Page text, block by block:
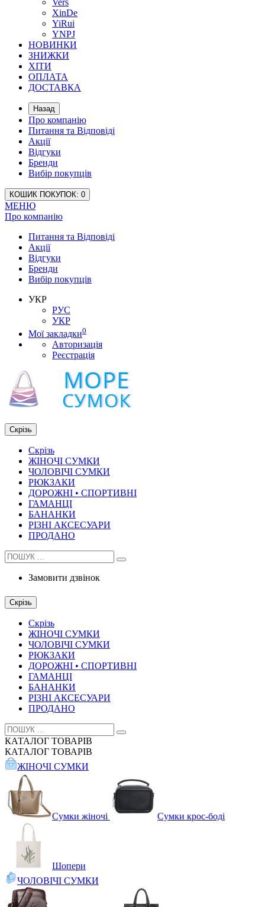
Vers
XinDe
YiRui
YNPJ
НОВИНКИ
ЗНИЖКИ
ХІТИ
ОПЛАТА
ДОСТАВКА
Назад
Про компанію
Питання та Відповіді
Акції
Відгуки
Бренди
Вибір покупців
КОШИК ПОКУПОК: 0
МЕНЮ
Про компанію
Питання та Відповіді
Акції
Відгуки
Бренди
Вибір покупців
УКР
РУС
УКР
Мої закладки0
Авторизація
Реєстрація
Скрізь
Скрізь
ЖІНОЧІ СУМКИ
ЧОЛОВІЧІ СУМКИ
РЮКЗАКИ
ДОРОЖНІ • СПОРТИВНІ
ГАМАНЦІ
БАНАНКИ
РІЗНІ АКСЕСУАРИ
ПРОДАНО
Замовити дзвінок
Скрізь
Скрізь
ЖІНОЧІ СУМКИ
ЧОЛОВІЧІ СУМКИ
РЮКЗАКИ
ДОРОЖНІ • СПОРТИВНІ
ГАМАНЦІ
БАНАНКИ
РІЗНІ АКСЕСУАРИ
ПРОДАНО
КАТАЛОГ ТОВАРІВ
КАТАЛОГ ТОВАРІВ
ЖІНОЧІ СУМКИ
Сумки жіночі Сумки крос-боді
Шопери
ЧОЛОВІЧІ СУМКИ